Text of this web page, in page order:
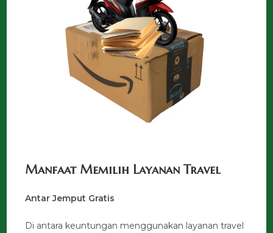
Manfaat Memilih Layanan Travel
Antar Jemput Gratis
Di antara keuntungan menggunakan layanan travel